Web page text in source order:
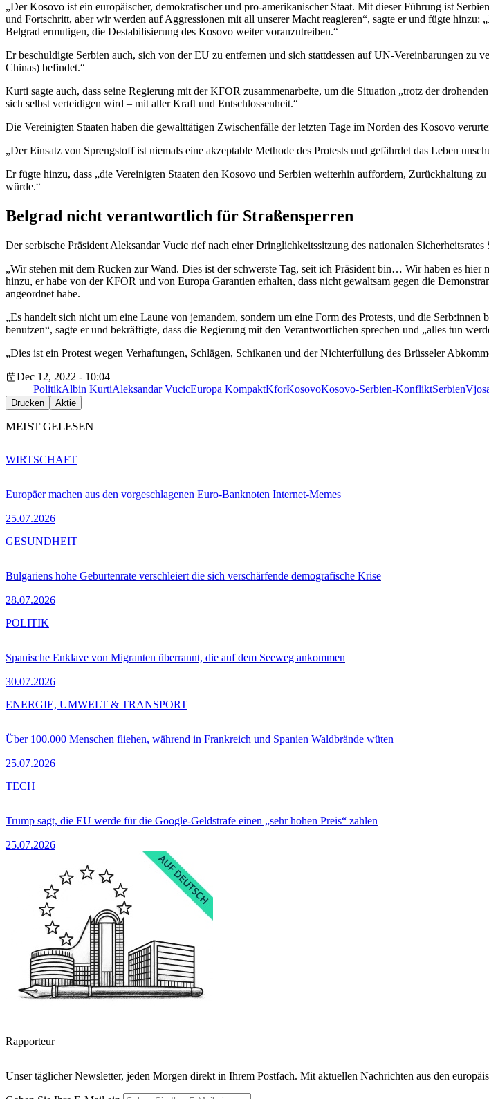
„Der Kosovo ist ein europäischer, demokratischer und pro-amerikanischer Staat. Mit dieser Führung ist
und Fortschritt, aber wir werden auf Aggressionen mit all unserer Macht reagieren“, sagte er und fügte
Belgrad ermutigen, die Destabilisierung des Kosovo weiter voranzutreiben.“
Er beschuldigte Serbien auch, sich von der EU zu entfernen und sich stattdessen auf UN-Vereinbarungen zu
Chinas) befindet.“
Kurti sagte auch, dass seine Regierung mit der KFOR zusammenarbeite, um die Situation „trotz der
sich selbst verteidigen wird – mit aller Kraft und Entschlossenheit.“
Die Vereinigten Staaten haben die gewalttätigen Zwischenfälle der letzten Tage im Norden des Kosovo
„Der Einsatz von Sprengstoff ist niemals eine akzeptable Methode des Protests und gefährdet das Leben
Er fügte hinzu, dass „die Vereinigten Staaten den Kosovo und Serbien weiterhin auffordern, Zurückhaltung
würde.“
Belgrad nicht verantwortlich für Straßensperren
Der serbische Präsident Aleksandar Vucic rief nach einer Dringlichkeitssitzung des nationalen
„Wir stehen mit dem Rücken zur Wand. Dies ist der schwerste Tag, seit ich Präsident bin… Wir haben es
hinzu, er habe von der KFOR und von Europa Garantien erhalten, dass nicht gewaltsam gegen die
angeordnet habe.
„Es handelt sich nicht um eine Laune von jemandem, sondern um eine Form des Protests, und die
benutzen“, sagte er und bekräftigte, dass die Regierung mit den Verantwortlichen sprechen und „alles tun
„Dies ist ein Protest wegen Verhaftungen, Schlägen, Schikanen und der Nichterfüllung des Brüsseler
Dec 12, 2022 - 10:04
PolitikAlbin KurtiAleksandar VucicEuropa KompaktKforKosovoKosovo-Serbien-KonfliktSerbien
Drucken Aktie
MEIST GELESEN
Europäer machen aus den vorgeschlagenen Euro-Banknoten Internet-Memes
25.07.2026
WIRTSCHAFT
Bulgariens hohe Geburtenrate verschleiert die sich verschärfende demografische Krise
28.07.2026
GESUNDHEIT
Spanische Enklave von Migranten überrannt, die auf dem Seeweg ankommen
30.07.2026
POLITIK
Über 100.000 Menschen fliehen, während in Frankreich und Spanien Waldbrände wüten
25.07.2026
ENERGIE, UMWELT & TRANSPORT
Trump sagt, die EU werde für die Google-Geldstrafe einen „sehr hohen Preis“ zahlen
25.07.2026
TECH
Rapporteur
Unser täglicher Newsletter, jeden Morgen direkt in Ihrem Postfach. Mit aktuellen Nachrichten aus den